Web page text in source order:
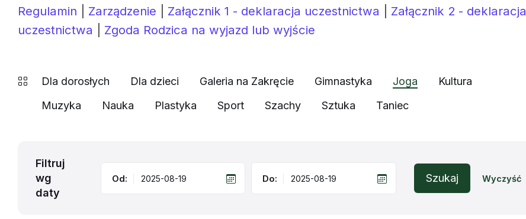
Regulamin
Zarządzenie Załącznik 1 - deklaracja uczestnictwa
Załącznik 2 - deklaracja
uczestnictwa
Zgoda Rodzica na wyjazd lub wyjście
Dla dorosłych Dla dzieci Galeria na Zakręcie Gimnastyka Joga
Kultura
Muzyka
Nauka Plastyka Sport Szachy Sztuka Taniec
Filtruj
wg
daty
Od: Do: Szukaj Wyczyść